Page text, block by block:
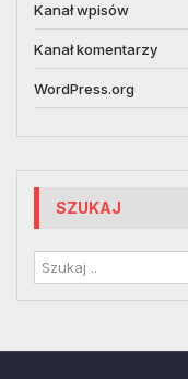
Kanał wpisów
Kanał komentarzy
WordPress.org
SZUKAJ